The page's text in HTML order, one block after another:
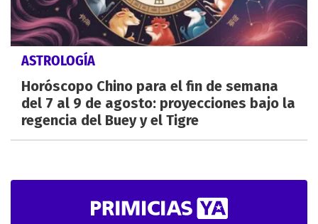
ASTROLOGÍA
Horóscopo Chino para el fin de semana
del 7 al 9 de agosto: proyecciones bajo la
regencia del Buey y el Tigre